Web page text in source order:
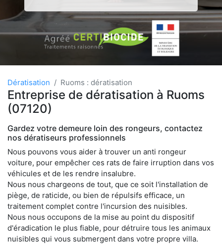
Dératisation Ruoms : dératisation
Entreprise de dératisation à Ruoms
(07120)
Gardez votre demeure loin des rongeurs, contactez
nos dératiseurs professionnels
Nous pouvons vous aider à trouver un anti rongeur
voiture, pour empêcher ces rats de faire irruption dans vos
véhicules et de les rendre insalubre.
Nous nous chargeons de tout, que ce soit l'installation de
piège, de raticide, ou bien de répulsifs efficace, un
traitement complet contre l'incursion des nuisibles.
Nous nous occupons de la mise au point du dispositif
d'éradication le plus fiable, pour détruire tous les animaux
nuisibles qui vous submergent dans votre propre villa.